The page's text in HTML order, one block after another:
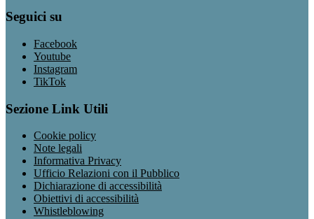
Seguici su
Facebook
Youtube
Instagram
TikTok
Sezione Link Utili
Cookie policy
Note legali
Informativa Privacy
Ufficio Relazioni con il Pubblico
Dichiarazione di accessibilità
Obiettivi di accessibilità
Whistleblowing